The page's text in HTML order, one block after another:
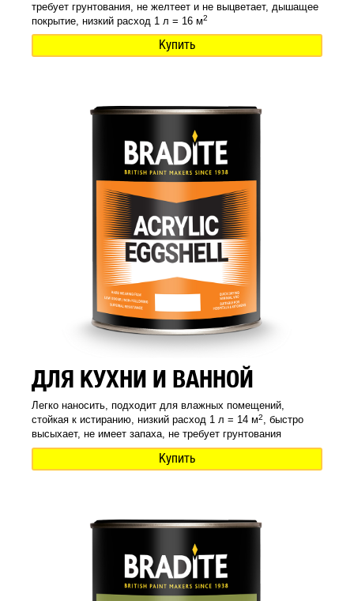
требует грунтования, не желтеет и не выцветает, дышащее
покрытие, низкий расход 1 л = 16 м2
Купить
ДЛЯ КУХНИ И ВАННОЙ
Легко наносить, подходит для влажных помещений,
стойкая к истиранию, низкий расход 1 л = 14 м2, быстро
высыхает, не имеет запаха, не требует грунтования
Купить